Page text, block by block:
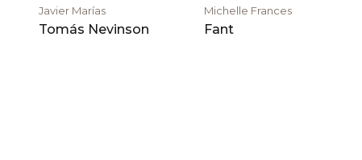
Javier Marías
Tomás Nevinson
Michelle Frances
Fant